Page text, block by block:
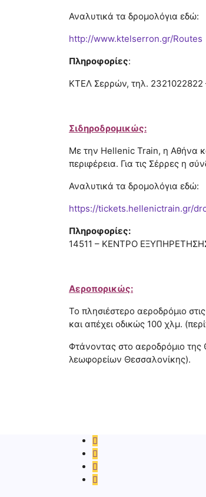
Αναλυτικά τα δρομολόγια εδώ:
http://www.ktelserron.gr/Routes
Πληροφορίες:
ΚΤΕΛ Σερρών, τηλ.
Σιδηροδρομικώς:
Με την Hellenic Train, η Αθήνα
περιφέρεια. Για τις Σέρρες η
Αναλυτικά τα δρομολόγια εδώ:
https://tickets.hellenictrain.gr/
Πληροφορίες:
14511 – ΚΕΝΤΡΟ
Αεροπορικώς:
Το πλησιέστερο αεροδρόμιο
και απέχει οδικώς 100 χλμ.
Φτάνοντας στο αεροδρόμιο της
λεωφορείων Θεσσαλονίκης).